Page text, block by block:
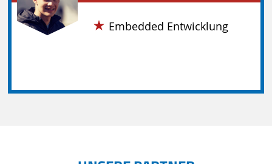
Embedded Entwicklung